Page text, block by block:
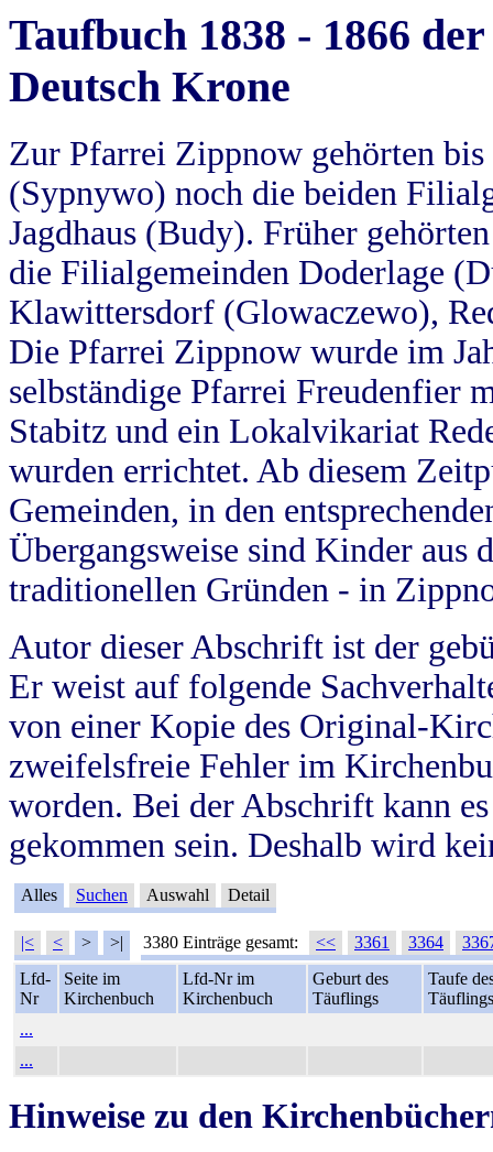
Taufbuch 1838 - 1866
Deutsch Krone
Zur Pfarrei Zippnow gehörten
(Sypnywo) noch die beiden
Jagdhaus (Budy). Früher
die Filialgemeinden Doderlage
Klawittersdorf (Glowaczewo),
Die Pfarrei Zippnow wurde im
selbständige Pfarrei Freudenfier
Stabitz und ein Lokalvikariat
wurden errichtet. Ab diesem
Gemeinden, in den
Übergangsweise sind Kinder aus
traditionellen Gründen - in
Autor dieser Abschrift ist der
Er weist auf folgende
von einer Kopie des Original-
zweifelsfreie Fehler im
worden. Bei der Abschrift kann
gekommen sein. Deshalb wird
Alles Suchen Auswahl Detail
|< < > >| 3380 Einträge gesamt: << 3361 3364
Lfd-
Nr
Seite im
Kirchenbuch
Lfd-Nr im
Kirchenbuch
Geburt des
Täuflings
Taufe
Täuflings
...
...
Hinweise zu den